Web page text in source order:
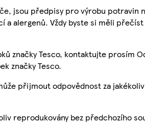
jsou předpisy pro výrobu potravin
alergenů. Vždy byste si měli
značky Tesco, kontaktujte prosím
značky Tesco.
přijmout odpovědnost za
reprodukovány bez předchozího